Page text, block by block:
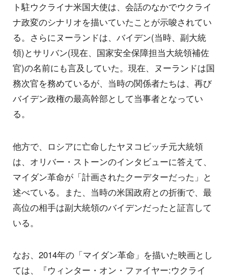
ト駐ウクライナ米国大使は、会話のなかでウクライ
ナ政変のシナリオを描いていたことが示唆されてい
る。さらにヌーランドは、バイデン(当時、副大統
領)とサリバン(現在、国家安全保障担当大統領補佐
官)の名前にも言及していた。現在、ヌーランドは国
務次官を務めているが、当時の関係者たちは、再び
バイデン政権の最高幹部として当事者となってい
る。
他方で、ロシアに亡命したヤヌコビッチ元大統領
は、オリバー・ストーンのインタビューに答えて、
マイダン革命が「計画されたクーデターだった」と
述べている。また、当時の米国政府との折衝で、最
高位の相手は副大統領のバイデンだったと証言して
いる。
なお、2014年の「マイダン革命」を描いた映画とし
ては、『ウィンター・オン・ファイヤー:ウクライ